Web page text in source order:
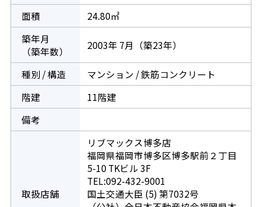
面積
24.80㎡
築年月
（築年数）
2003年 7月（築23年）
種別 / 構造
マンション / 鉄筋コンクリート
階建
11階建
備考
取扱店舗
リブマックス博多店
福岡県福岡市博多区博多駅前２丁目
5-10 TKビル 3F
TEL:092-432-9001
国土交通大臣 (5) 第7032号